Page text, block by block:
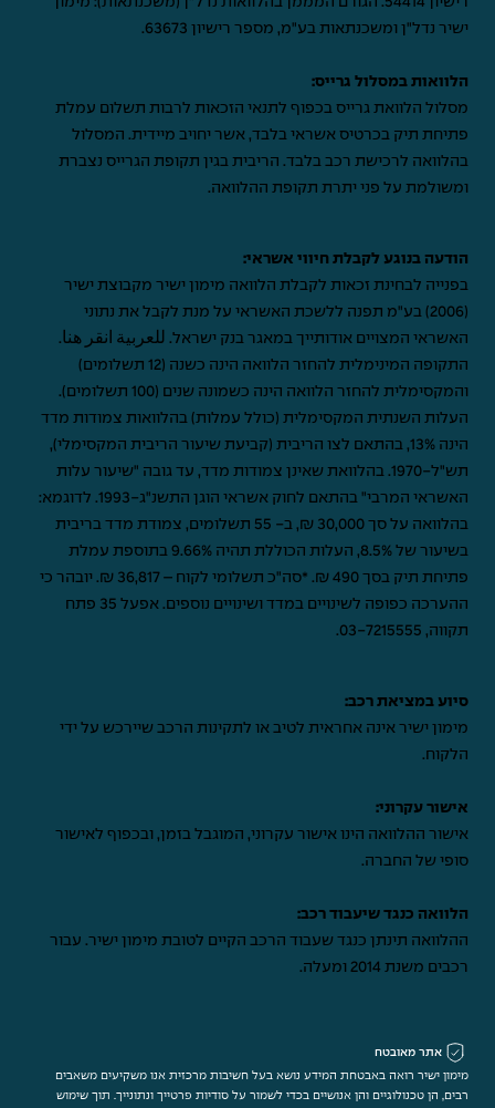
ישיר נדל"ן ומשכנתאות בע"מ, מספר רישיון 63673.
הלוואות במסלול גרייס:
מסלול הלוואת גרייס בכפוף לתנאי הזכאות לרבות תשלום עמלת
פתיחת תיק בכרטיס אשראי בלבד, אשר יחויב מיידית. המסלול
בהלוואה לרכישת רכב בלבד. הריבית בגין תקופת הגרייס נצברת
ומשולמת על פני יתרת תקופת ההלוואה.
הודעה בנוגע לקבלת חיווי אשראי:
בפנייה לבחינת זכאות לקבלת הלוואה מימון ישיר מקבוצת ישיר
(2006) בע"מ תפנה ללשכת האשראי על מנת לקבל את נתוני
האשראי המצויים אודותייך במאגר בנק ישראל. للعربية انقر هنا .
התקופה המינימלית להחזר הלוואה הינה כשנה (12 תשלומים)
והמקסימלית להחזר הלוואה הינה כשמונה שנים (100 תשלומים).
העלות השנתית המקסימלית (כולל עמלות) בהלוואות צמודות מדד
הינה 13%, בהתאם לצו הריבית (קביעת שיעור הריבית המקסימלי),
תש"ל-1970. בהלוואת שאינן צמודות מדד, עד גובה "שיעור עלות
האשראי המרבי" בהתאם לחוק אשראי הוגן התשנ"ג-1993. לדוגמא:
בהלוואה על סך 30,000 ₪, ב- 55 תשלומים, צמודת מדד בריבית
בשיעור של 8.5%, העלות הכוללת תהיה 9.66% בתוספת עמלת
פתיחת תיק בסך 490 ₪. *סה"כ תשלומי לקוח – 36,817 ₪. יובהר כי
ההערכה כפופה לשינויים במדד ושינויים נוספים. אפעל 35 פתח
תקווה, 03-7215555
.
סיוע במציאת רכב:
מימון ישיר אינה אחראית לטיב או לתקינות הרכב שיירכש על ידי
הלקוח.
אישור עקרוני:
אישור ההלוואה הינו אישור עקרוני, המוגבל בזמן, ובכפוף לאישור
סופי של החברה.
הלוואה כנגד שיעבוד רכב:
ההלוואה תינתן כנגד שעבוד הרכב הקיים לטובת מימון ישיר. עבור
רכבים משנת 2014 ומעלה.
אתר מאובטח
מימון ישיר רואה באבטחת המידע נושא בעל חשיבות מרכזית אנו משקיעים משאבים
רבים, הן טכנולוגיים והן אנושיים בכדי לשמור על סודיות פרטייך ונתונייך. תוך שימוש